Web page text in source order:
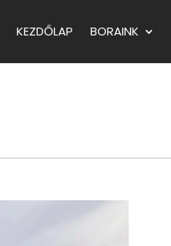
KEZDŐLAP BORAINK